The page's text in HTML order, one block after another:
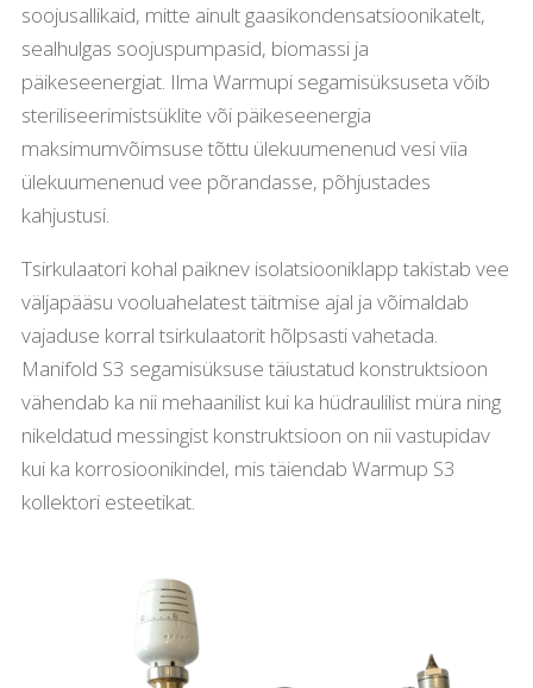
soojusallikaid, mitte ainult gaasikondensatsioonikatelt,
sealhulgas soojuspumpasid, biomassi ja
päikeseenergiat. Ilma Warmupi segamisüksuseta võib
steriliseerimistsüklite või päikeseenergia
maksimumvõimsuse tõttu ülekuumenenud vesi viia
ülekuumenenud vee põrandasse, põhjustades
kahjustusi.
Tsirkulaatori kohal paiknev isolatsiooniklapp takistab vee
väljapääsu vooluahelatest täitmise ajal ja võimaldab
vajaduse korral tsirkulaatorit hõlpsasti vahetada.
Manifold S3 segamisüksuse täiustatud konstruktsioon
vähendab ka nii mehaanilist kui ka hüdraulilist müra ning
nikeldatud messingist konstruktsioon on nii vastupidav
kui ka korrosioonikindel, mis täiendab Warmup S3
kollektori esteetikat.